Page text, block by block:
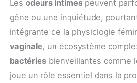
Les odeurs intimes peuvent
gêne ou une inquiétude,
intégrante de la physiologie
vaginale, un écosystème
bactéries bienveillantes comme
joue un rôle essentiel dans la